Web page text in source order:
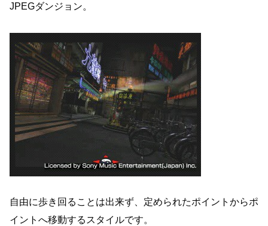
JPEGダンジョン。
自由に歩き回ることは出来ず、定められたポイントからポ
イントへ移動するスタイルです。